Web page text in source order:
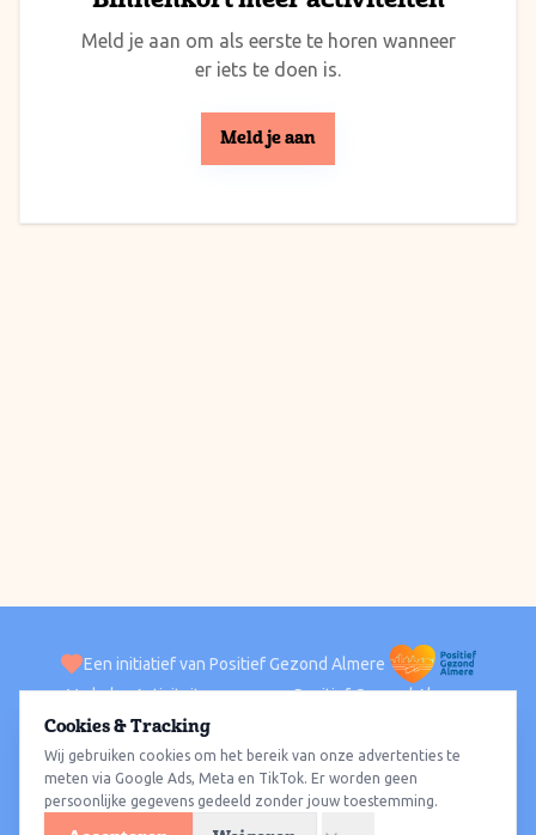
Meld je aan om als eerste te horen wanneer
er iets te doen is.
Meld je aan
Een initiatief van Positief Gezond Almere
VerhalenActiviteiten Positief Gezond Almere
ACTIVITEITEN PER WIJK
Alle wijkenAlmere HavenAlmere StadAlmere BuitenAlmere Poort
Almere HoutAlmere OosterwoldWat te doen
Cookies & Tracking
Wij gebruiken cookies om het bereik van onze advertenties te
meten via Google Ads, Meta en TikTok. Er worden geen
persoonlijke gegevens gedeeld zonder jouw toestemming.